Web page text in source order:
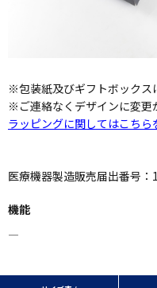
※包装紙及びギフトボックス
※ご連絡なくデザインに変更
ラッピングに関してはこちら
医療機器製造販売届出番号
機能
―